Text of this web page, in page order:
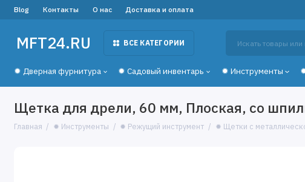
Blog Контакты О нас Доставка и оплата
MFT24.RU ВСЕ КАТЕГОРИИ
✹ Дверная фурнитура ✹ Садовый инвентарь ✹ Инструменты
Щетка для дрели, 60 мм, Плоская, со
Главная ✹ Инструменты ✹ Режущий инструмент ✹ Щетки с